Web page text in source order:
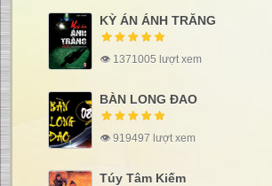
KỲ ÁN ÁNH TRĂNG
👁 1371005 lượt xem
BÀN LONG ĐAO
👁 919497 lượt xem
Túy Tâm Kiếm